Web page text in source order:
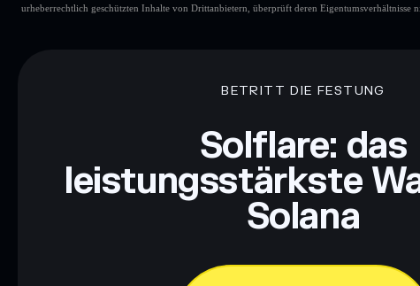
urheberrechtlich geschützten Inhalte von Drittanbietern, überprüft deren Eigentumsverhältnisse
BETRITT DIE FESTUNG
Solflare: das
leistungsstärkste
Solana